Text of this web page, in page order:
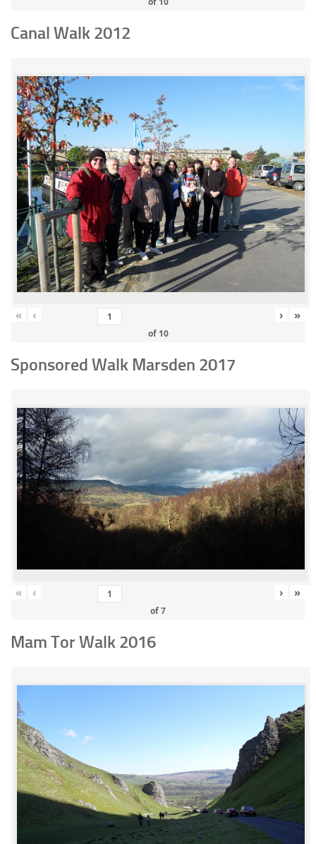
Canal Walk 2012
« ‹
of 10
› »
Sponsored Walk Marsden 2017
« ‹
of7
› »
Mam Tor Walk 2016